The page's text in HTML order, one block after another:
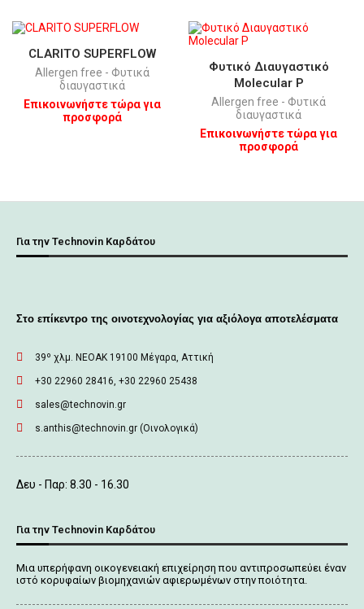
CLARITO SUPERFLOW
Allergen free - Φυτικά
διαυγαστικά
Επικοινωνήστε τώρα για
προσφορά
Φυτικό Διαυγαστικό
Μοlecular P
Allergen free - Φυτικά
διαυγαστικά
Επικοινωνήστε τώρα για
προσφορά
Για την Technovin Καρδάτου
Στο επίκεντρο της οινοτεχνολογίας για αξιόλογα αποτελέσματα
39º χλμ. ΝΕΟΑΚ 19100 Mέγαρα, Αττική
+30 22960 28416, +30 22960 25438
sales@technovin.gr
s.anthis@technovin.gr (Οινολογικά)
Δευ - Παρ: 8.30 - 16.30
Για την Technovin Καρδάτου
Μια υπερήφανη οικογενειακή επιχείρηση που αντιπροσωπεύει έναν
ιστό κορυφαίων βιομηχανιών αφιερωμένων στην ποιότητα.